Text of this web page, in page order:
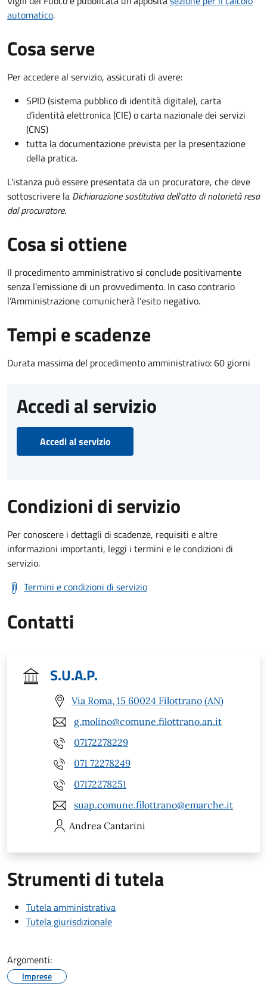
automatico.
Cosa serve
Per accedere al servizio, assicurati di avere:
SPID (sistema pubblico di identità digitale), carta
d’identità elettronica (CIE) o carta nazionale dei servizi
(CNS)
tutta la documentazione prevista per la presentazione
della pratica.
L'istanza può essere presentata da un procuratore, che deve
sottoscrivere la Dichiarazione sostitutiva dell'atto di notorietà resa
dal procuratore.
Cosa si ottiene
Il procedimento amministrativo si conclude positivamente
senza l’emissione di un provvedimento. In caso contrario
l’Amministrazione comunicherà l’esito negativo.
Tempi e scadenze
Durata massima del procedimento amministrativo: 60 giorni
Accedi al servizio
Accedi al servizio
Condizioni di servizio
Per conoscere i dettagli di scadenze, requisiti e altre
informazioni importanti, leggi i termini e le condizioni di
servizio.
Termini e condizioni di servizio
Contatti
S.U.A.P.
Via Roma, 15 60024 Filottrano (AN)
g.molino@comune.filottrano.an.it
07172278229
071 72278249
07172278251
suap.comune.filottrano@emarche.it
Andrea Cantarini
Strumenti di tutela
Tutela amministrativa
Tutela giurisdizionale
Argomenti:
Imprese